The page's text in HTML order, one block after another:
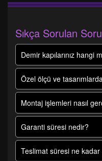
Sıkça Sorulan
Demir kapılarınız hangi
Özel ölçü ve
Montaj işlemleri nasıl
Garanti süresi nedir?
Teslimat süresi ne